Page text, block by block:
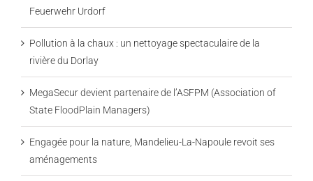
Feuerwehr Urdorf
Pollution à la chaux : un nettoyage spectaculaire de la
rivière du Dorlay
MegaSecur devient partenaire de l’ASFPM (Association of
State FloodPlain Managers)
Engagée pour la nature, Mandelieu-La-Napoule revoit ses
aménagements